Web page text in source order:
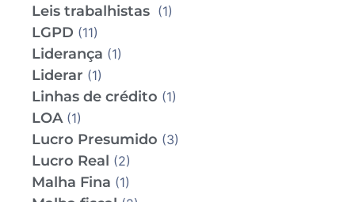
Leis trabalhistas (1)
LGPD (11)
Liderança (1)
Liderar (1)
Linhas de crédito (1)
LOA(1)
Lucro Presumido (3)
Lucro Real (2)
Malha Fina (1)